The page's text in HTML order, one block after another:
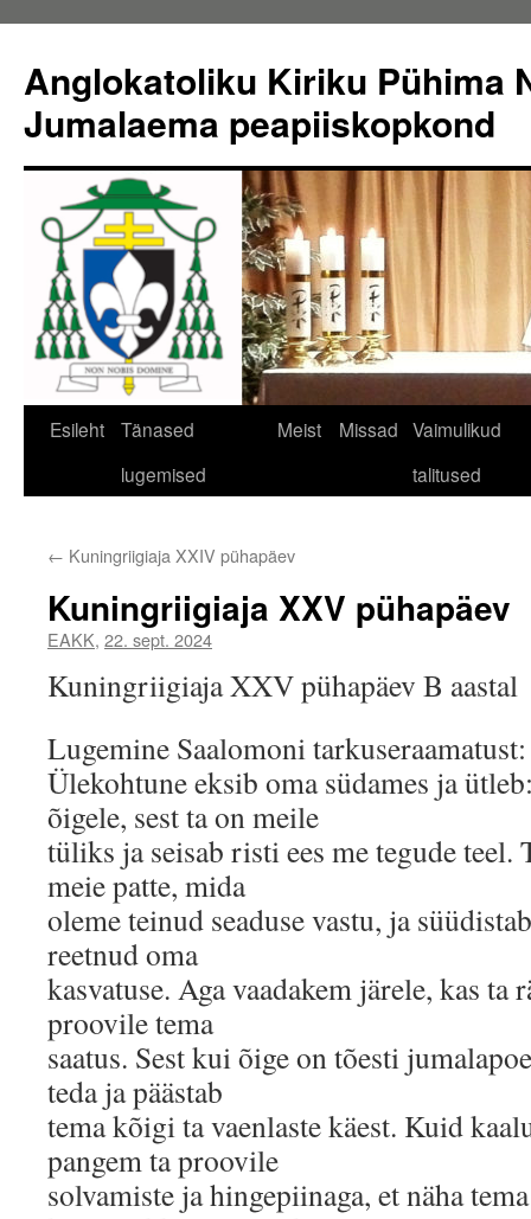
juurde
Anglokatoliku Kiriku Pühima
Jumalaema peapiiskopkond
Esileht
Tänased
lugemised
Meist Missad Vaimulikud
talitused
← Kuningriigiaja XXIV pühapäev
Kuningriigiaja XXV pühapäev
EAKK, 22. sept. 2024
Kuningriigiaja XXV pühapäev B aastal
Lugemine Saalomoni tarkuseraamatust:
Ülekohtune eksib oma südames ja
õigele, sest ta on meile
tüliks ja seisab risti ees me tegude teel.
meie patte, mida
oleme teinud seaduse vastu, ja
reetnud oma
kasvatuse. Aga vaadakem järele, kas ta
proovile tema
saatus. Sest kui õige on tõesti
teda ja päästab
tema kõigi ta vaenlaste käest. Kuid
pangem ta proovile
solvamiste ja hingepiinaga, et näha